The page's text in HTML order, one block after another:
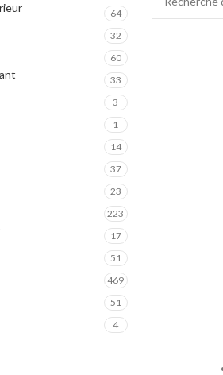
64
32
60
33
3
1
14
37
23
223
17
51
469
51
4